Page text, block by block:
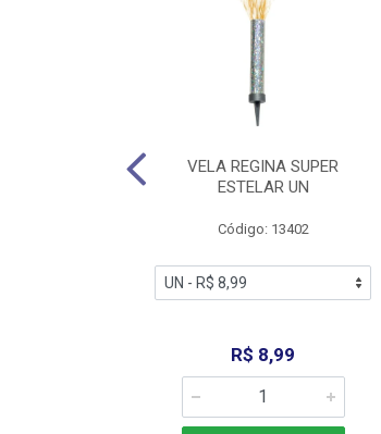
VELA REGINA SUPER
ESTELAR UN
Código: 13402
R$ 8,99